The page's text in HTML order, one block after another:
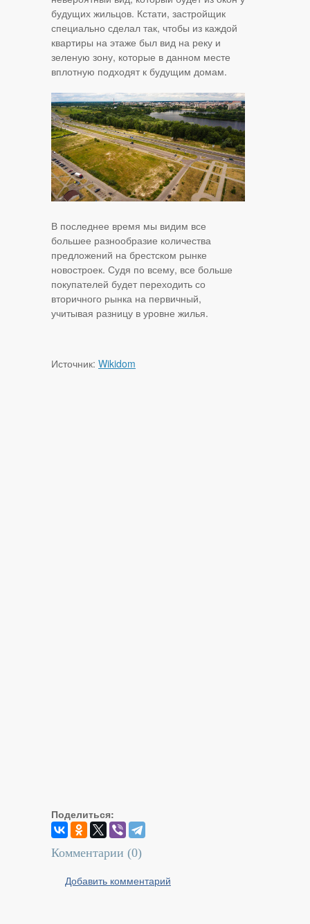
будущих жильцов. Кстати, застройщик
специально сделал так, чтобы из каждой
квартиры на этаже был вид на реку и
зеленую зону, которые в данном месте
вплотную подходят к будущим домам.
В последнее время мы видим все
большее разнообразие количества
предложений на брестском рынке
новостроек. Судя по всему, все больше
покупателей будет переходить со
вторичного рынка на первичный,
учитывая разницу в уровне жилья.
Источник: Wikidom
Поделиться:
Комментарии (0)
Добавить комментарий